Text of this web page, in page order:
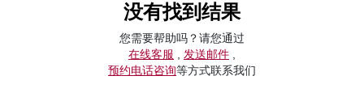
没有找到结果
您需要帮助吗？请您通过
在线客服
发送邮件
预约电话咨询等方式联系我们